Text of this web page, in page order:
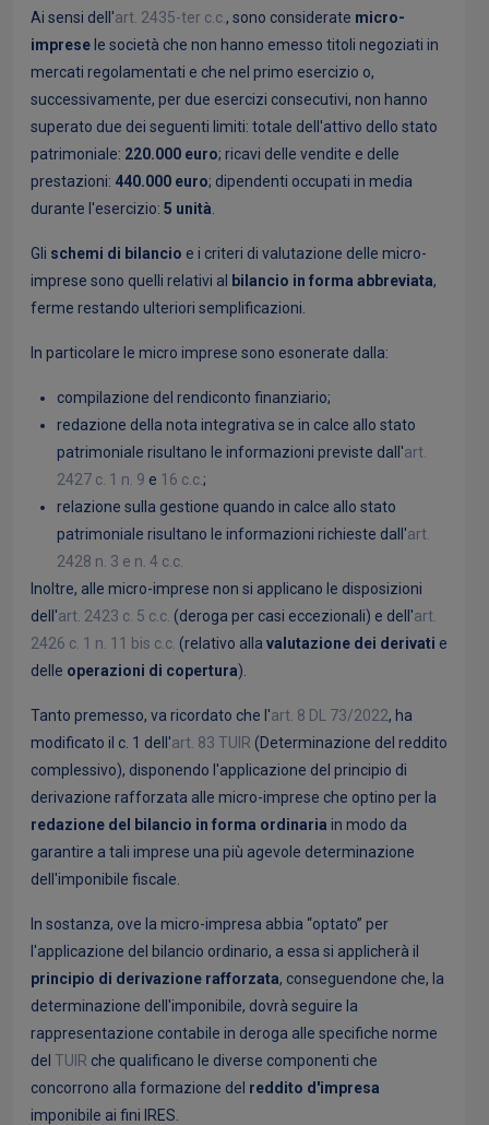
Ai sensi dell'art. 2435-ter c.c., sono considerate micro-
imprese le società che non hanno emesso titoli negoziati in
mercati regolamentati e che nel primo esercizio o,
successivamente, per due esercizi consecutivi, non hanno
superato due dei seguenti limiti: totale dell'attivo dello stato
patrimoniale: 220.000 euro; ricavi delle vendite e delle
prestazioni: 440.000 euro; dipendenti occupati in media
durante l'esercizio: 5 unità
Gli schemi di bilancio e i criteri di valutazione delle micro-
imprese sono quelli relativi al
bilancio in forma abbreviata,
ferme restando ulteriori semplificazioni.
In particolare le micro imprese sono esonerate dalla:
compilazione del rendiconto finanziario;
redazione della nota integrativa se in calce allo stato
patrimoniale risultano le informazioni previste dall'art.
2427 c. 1 n. 9 e 16 c.c.;
relazione sulla gestione quando in calce allo stato
patrimoniale risultano le informazioni richieste dall'art.
2428 n. 3 e n. 4 c.c.
Inoltre, alle micro-imprese non si applicano le disposizioni
dell'art. 2423 c. 5 c.c. (deroga per casi eccezionali) e dell'art.
2426 c. 1 n. 11 bis c.c. (relativo alla valutazione dei derivati e
delle operazioni di copertura).
Tanto premesso, va ricordato che l'art. 8 DL 73/2022, ha
modificato il c. 1 dell'art. 83 TUIR (Determinazione del reddito
complessivo), disponendo l'applicazione del principio di
derivazione rafforzata alle micro-imprese che optino per la
redazione del bilancio in forma ordinaria in modo da
garantire a tali imprese una più agevole determinazione
dell'imponibile fiscale.
In sostanza, ove la micro-impresa abbia “optato” per
l'applicazione del bilancio ordinario, a essa si applicherà il
principio di derivazione rafforzata, conseguendone che, la
determinazione dell'imponibile, dovrà seguire la
rappresentazione contabile in deroga alle specifiche norme
del TUIR che qualificano le diverse componenti che
concorrono alla formazione del reddito d'impresa
imponibile ai fini IRES.